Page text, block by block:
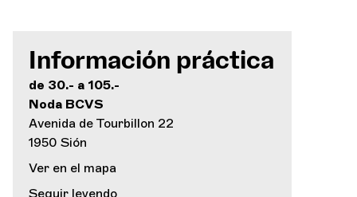
Información práctica
de 30.- a 105.-
Noda BCVS
Avenida de Tourbillon 22
1950 Sión
Ver en el mapa
Seguir leyendo